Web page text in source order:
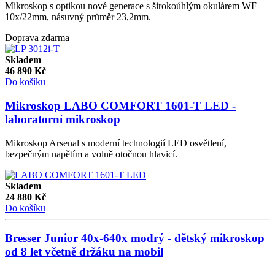
Mikroskop s optikou nové generace s širokoúhlým okulárem WF
10x/22mm, násuvný průměr 23,2mm.
Doprava zdarma
Skladem
46 890 Kč
Do košíku
Mikroskop LABO COMFORT 1601-T LED -
laboratorní mikroskop
Mikroskop Arsenal s moderní technologií LED osvětlení,
bezpečným napětím a volně otočnou hlavicí.
Skladem
24 880 Kč
Do košíku
Bresser Junior 40x-640x modrý - dětský mikroskop
od 8 let včetně držáku na mobil